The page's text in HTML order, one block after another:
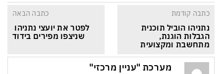
כתבה קודמת
נתניהו הוביל תוכנית
הגבלות הוגנת,
מתחשבת ומקצועית
כתבה הבאה
לפטר את יועצי נתניהו
שניצפו מפירים בידוד
מערכת "עניין מרכזי"